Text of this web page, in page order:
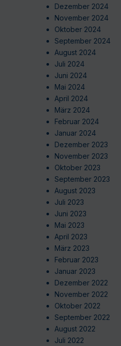
Dezember 2024
November 2024
Oktober 2024
September 2024
August 2024
Juli 2024
Juni 2024
Mai 2024
April 2024
März 2024
Februar 2024
Januar 2024
Dezember 2023
November 2023
Oktober 2023
September 2023
August 2023
Juli 2023
Juni 2023
Mai 2023
April 2023
März 2023
Februar 2023
Januar 2023
Dezember 2022
November 2022
Oktober 2022
September 2022
August 2022
Juli 2022